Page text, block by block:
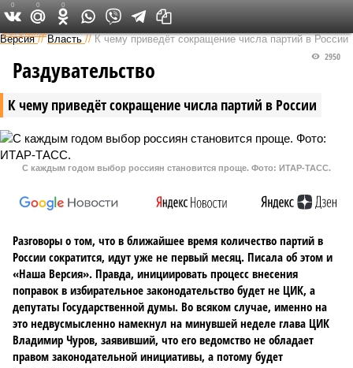
Федеральный выпуск
Версия //Власть //К чему приведёт сокращение числа партий в России
К чему приведёт сокращение числа партий в России
2950
Раздувательство
С каждым годом выбор россиян становится проще. Фото: ИТАР-ТАСС.
Разговоры о том, что в ближайшее время количество партий в
России сократится, идут уже не первый месяц. Писала об этом и
«Наша Версия». Правда, инициировать процесс внесения
поправок в избирательное законодательство будет не ЦИК, а
депутаты Государственной думы. Во всяком случае, именно на
это недвусмысленно намекнул на минувшей неделе глава ЦИК
Владимир Чуров, заявивший, что его ведомство не обладает
правом законодательной инициативы, а потому будет
0 0 0